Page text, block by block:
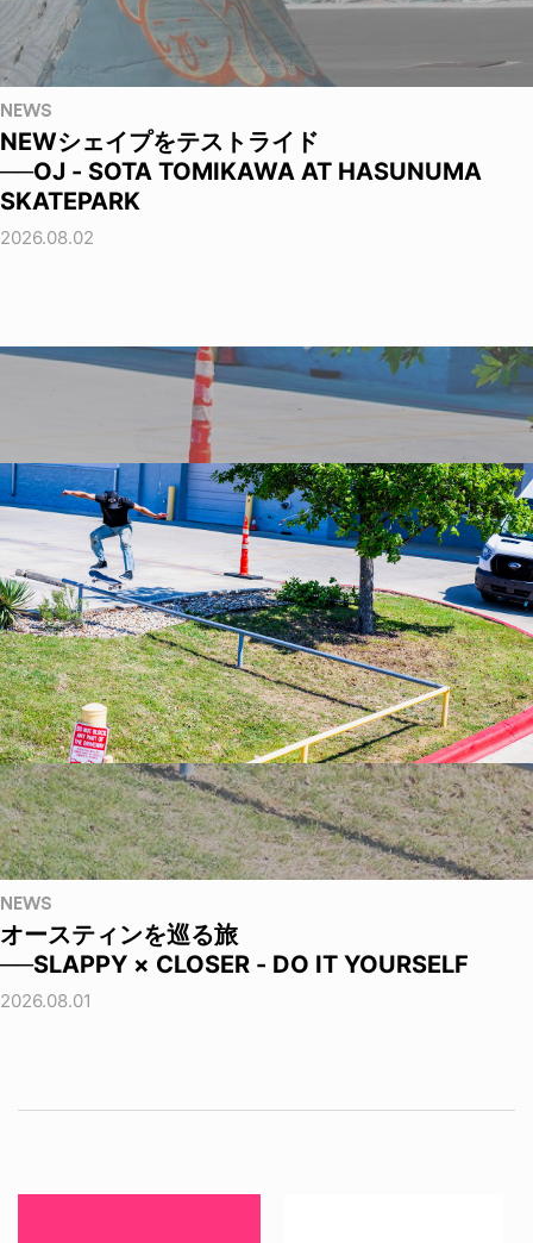
NEWS
NEWシェイプをテストライド
──OJ - SOTA TOMIKAWA AT HASUNUMA
SKATEPARK
2026.08.02
NEWS
オースティンを巡る旅
──SLAPPY × CLOSER - DO IT YOURSELF
2026.08.01